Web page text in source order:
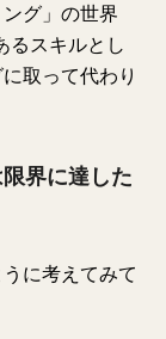
グ」の世界
るスキルとし
取って代わり
界に達した
に考えてみて